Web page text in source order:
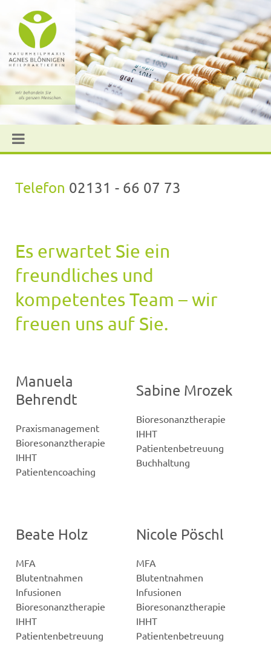
Telefon 02131 - 66 07 73
Es erwartet Sie ein
freundliches und
kompetentes Team – wir
freuen uns auf Sie.
Manuela
Behrendt
Praxismanagement
Bioresonanztherapie
IHHT
Patientencoaching
Sabine Mrozek
Bioresonanztherapie
IHHT
Patientenbetreuung
Buchhaltung
Beate Holz
MFA
Blutentnahmen
Infusionen
Bioresonanztherapie
IHHT
Patientenbetreuung
Nicole Pöschl
MFA
Blutentnahmen
Infusionen
Bioresonanztherapie
IHHT
Patientenbetreuung